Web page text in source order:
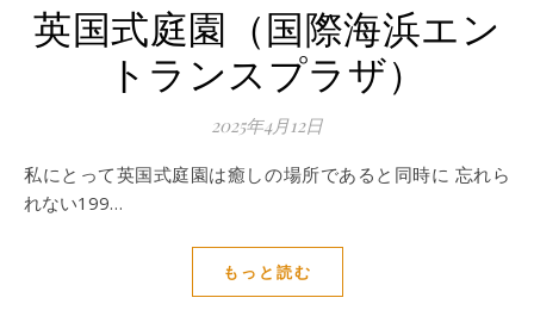
英国式庭園（国際海浜エン
トランスプラザ）
2025年4月12日
私にとって英国式庭園は癒しの場所であると同時に 忘れら
れない199…
もっと読む